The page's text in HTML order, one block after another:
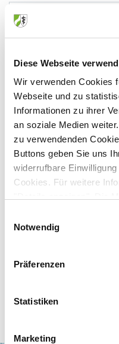
Diese Webseite
Wir verwenden Cookies
Webseite und zu
Informationen zu ihrer
an soziale Medien
zu verwendenden
Buttons geben Sie uns
widerrufbare
Cookies. Für weitere
Datenschutzerklärung
Notwendig
Präferenzen
Statistiken
Marketing
Captcha